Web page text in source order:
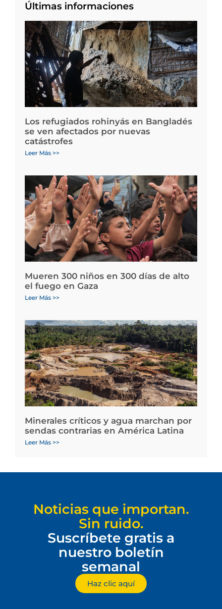
Últimas informaciones
Los refugiados rohinyás en Bangladés
se ven afectados por nuevas
catástrofes
Leer Más >>
Mueren 300 niños en 300 días de alto
el fuego en Gaza
Leer Más >>
Minerales críticos y agua marchan por
sendas contrarias en América Latina
Leer Más >>
Noticias que importan.
Sin ruido.
Suscríbete gratis a
nuestro boletín
semanal
Haz clic aquí